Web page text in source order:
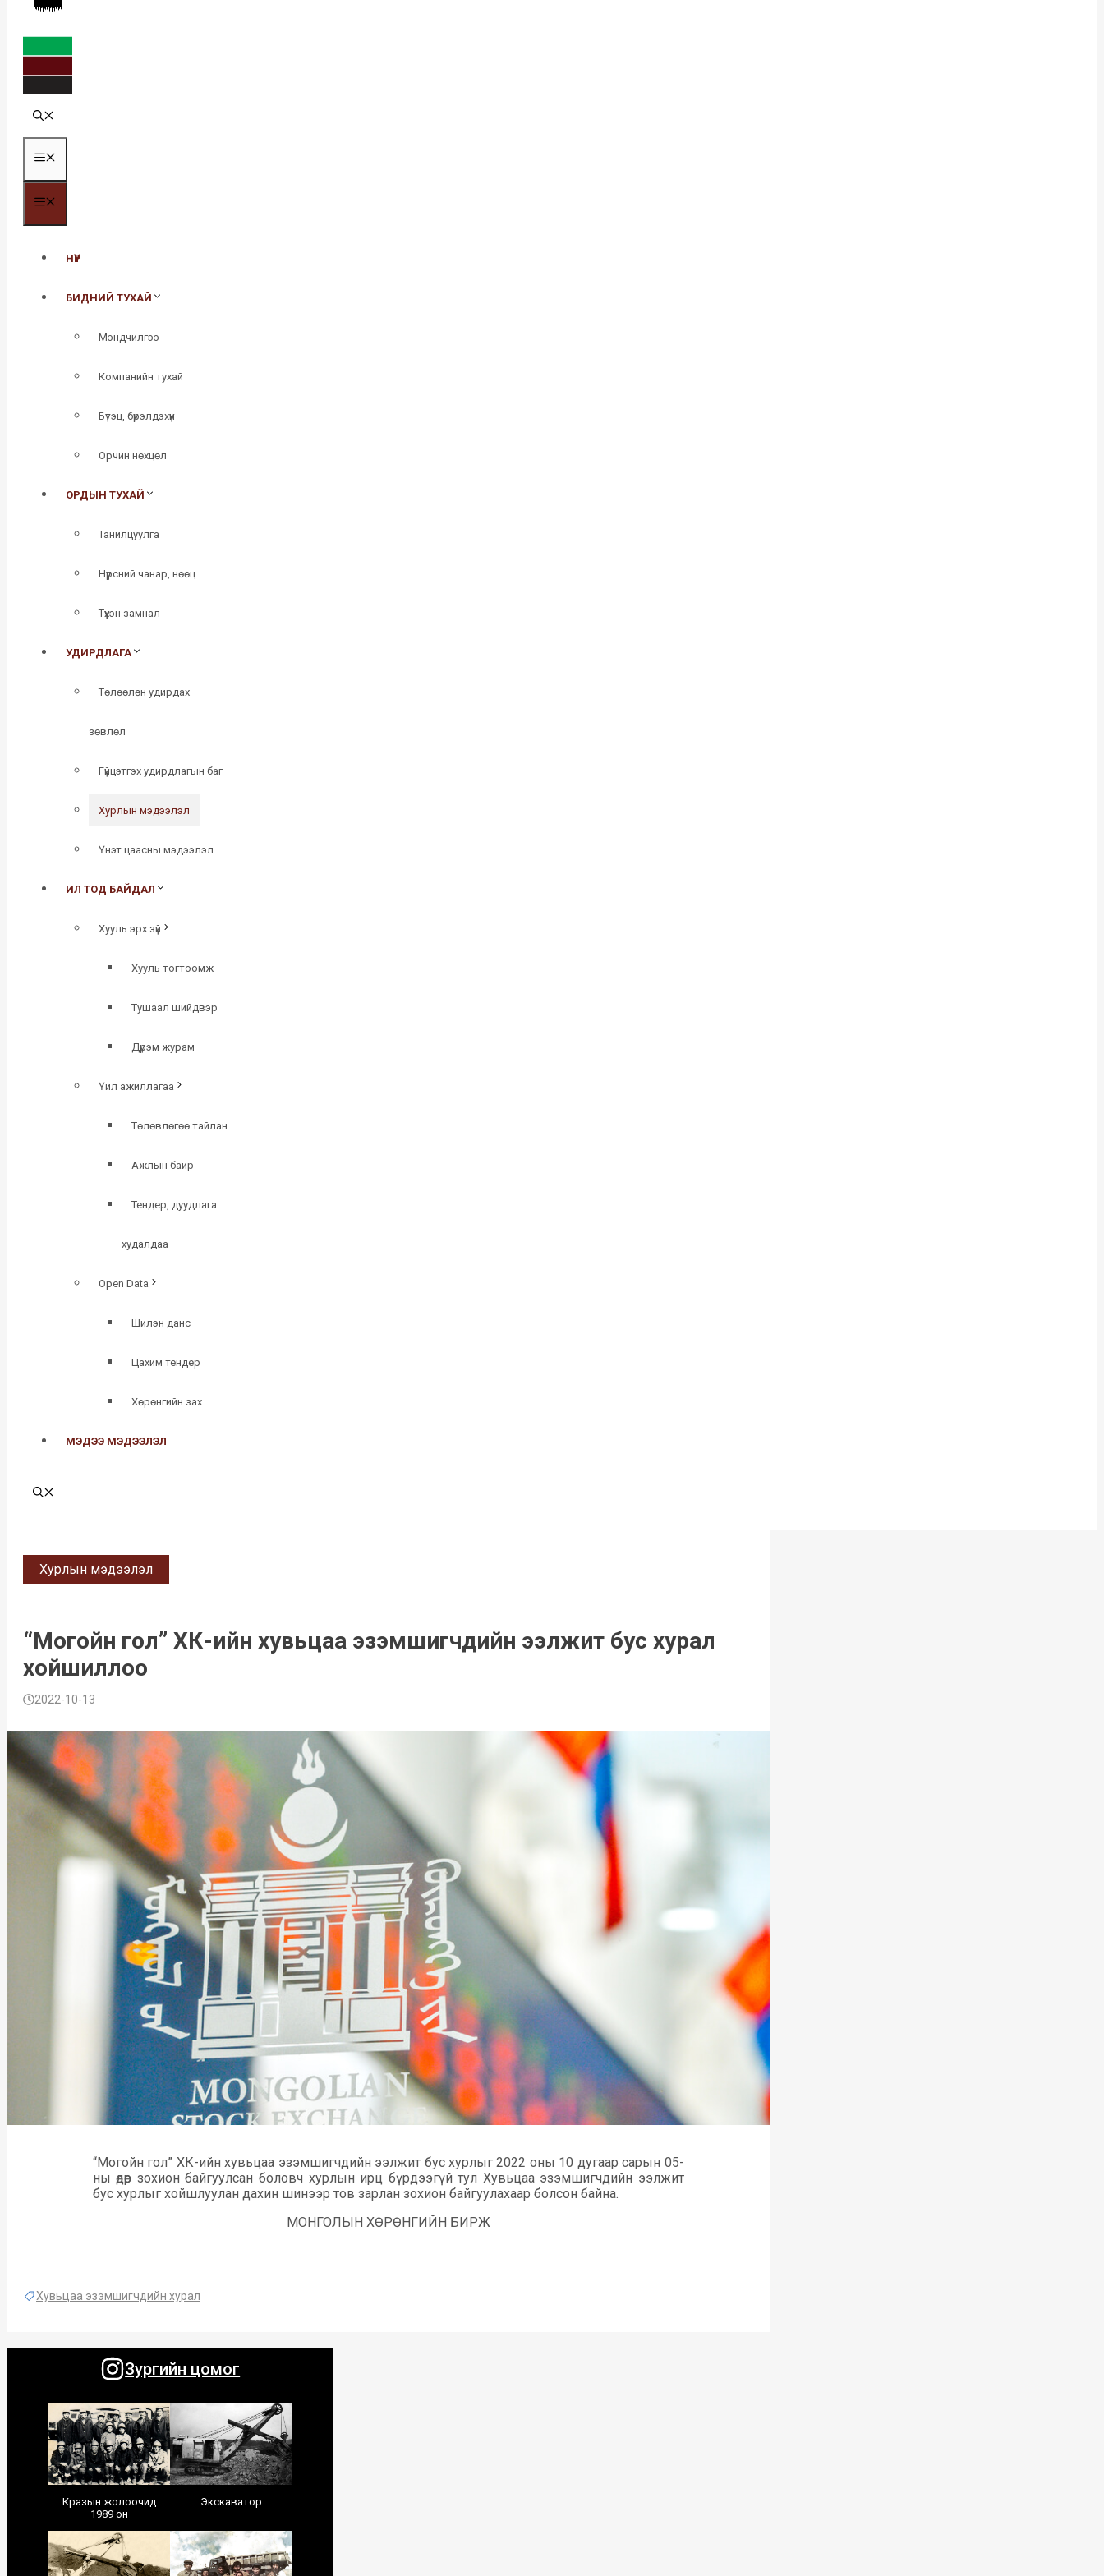
НҮҮР
БИДНИЙ ТУХАЙ
Мэндчилгээ
Компанийн тухай
Бүтэц, бүрэлдэхүүн
Орчин нөхцөл
ОРДЫН ТУХАЙ
Танилцуулга
Нүүрсний чанар, нөөц
Түүхэн замнал
УДИРДЛАГА
Төлөөлөн удирдах
зөвлөл
Гүйцэтгэх удирдлагын баг
Хурлын мэдээлэл
Үнэт цаасны мэдээлэл
ИЛ ТОД БАЙДАЛ
Хууль эрх зүй
Хууль тогтоомж
Тушаал шийдвэр
Дүрэм журам
Үйл ажиллагаа
Төлөвлөгөө тайлан
Ажлын байр
Тендер, дуудлага
худалдаа
Open Data
Шилэн данс
Цахим тендер
Хөрөнгийн зах
МЭДЭЭ МЭДЭЭЛЭЛ
Хурлын мэдээлэл
“Могойн гол” ХК-ийн хувьцаа эзэмшигчдийн ээлжит бус хурал
хойшиллоо
2022-10-13
“Могойн гол” ХК-ийн хувьцаа эзэмшигчдийн ээлжит бус хурлыг 2022 оны 10 дугаар сарын 05-
ны өдөр зохион байгуулсан боловч хурлын ирц бүрдээгүй тул Хувьцаа эзэмшигчдийн ээлжит
бус хурлыг хойшлуулан дахин шинээр тов зарлан зохион байгуулахаар болсон байна.
МОНГОЛЫН ХӨРӨНГИЙН БИРЖ
Хувьцаа эзэмшигчдийн хурал
Зургийн цомог
Кразын жолоочид
1989 он
Экскаватор